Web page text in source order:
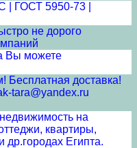
| ГОСТ 5950-73 |
не дорого
Вы можете
Бесплатная доставка!
tara@yandex.ru
на
квартиры,
др.городах Египта.